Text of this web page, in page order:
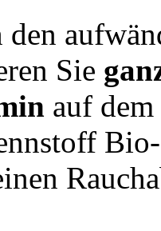
den
Sie
auf